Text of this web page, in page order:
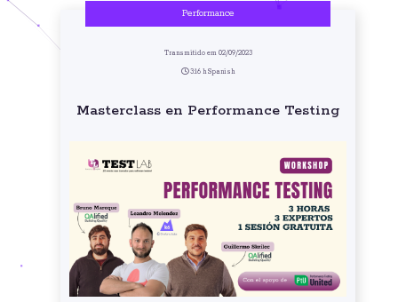
Performance
Transmitido em 02/09/2023
3:16 h Spanish
Masterclass en Performance Testing